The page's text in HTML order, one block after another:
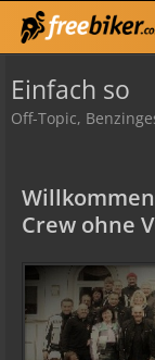
Einfach so
Off-Topic,
Willkommen
Crew ohne